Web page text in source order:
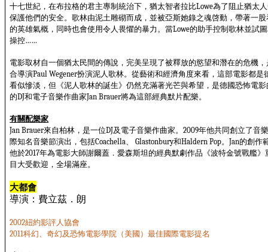
十七世紀，在布拉格的君主專制統治下，猶太智者拉比Lowe為了阻止猶太
保護他們的安全。歌林由泥土雕砌而成，並被亞斯她錄之魂啓動，帶著一
的英雄氣概，同時也會使用令人畏懼的暴力。當Lowe的助手控制歌林並試
操控……
電影取材自一個猶太民間的傳說，完美呈現了被釋放的慾望和潛在的危機
合導演Paul Wegener扮演泥人歌林。從藝術和經濟角度來看，這部電影都
看似慘淡，但《泥人歌林的誕生》仍然充滿著光芒與希望，是德國恐怖電
的DJ和電子音樂作曲家Jan Brauer將為這部經典默片配樂。
有關配樂家
Jan Brauer來自柏林，是一位DJ及電子音樂作曲家。2009年他共同創立了音
際知名音樂節演出，包括Coachella、 Glastonbury和Haldern Pop。Jan的創作
他於2017年為電影大師謝爾蓋．愛森斯坦的經典默劇作品《波特金號戰艦
目大受歡迎，全場滿座。
大都會
導演：費立茲．朗
2002紐約影評人協會
2011科幻、奇幻及恐怖電影學院（美國）最佳國際電影提名